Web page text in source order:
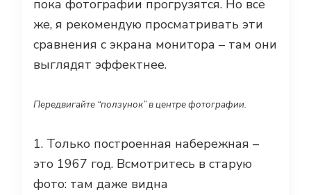
пока фотографии прогрузятся. Но всё
же, я рекомендую просматривать эти
сравнения с экрана монитора – там они
выглядят эффектнее.
Передвигайте “ползунок” в центре фотографии.
1. Только построенная набережная –
это 1967 год. Всмотритесь в старую
фото: там даже видна